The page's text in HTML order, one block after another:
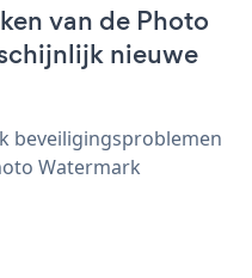
van de Photo
nieuwe
beveiligingsproblemen
Watermark